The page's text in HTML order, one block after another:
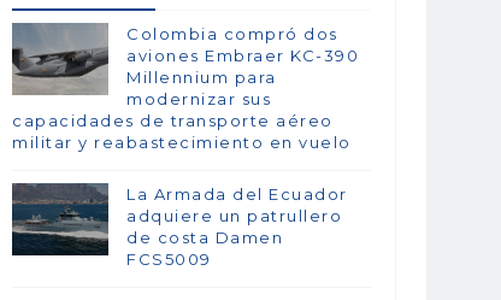
Colombia compró dos
aviones Embraer KC-390
Millennium para
modernizar sus
capacidades de transporte aéreo
militar y reabastecimiento en vuelo
La Armada del Ecuador
adquiere un patrullero
de costa Damen
FCS5009